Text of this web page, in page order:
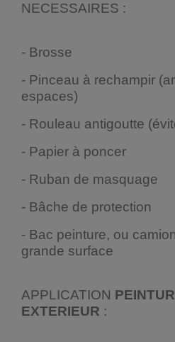
NECESSAIRES :
- Brosse
- Pinceau à rechampir
espaces)
- Rouleau antigoutte
- Papier à poncer
- Ruban de masquage
- Bâche de protection
- Bac peinture, ou
grande surface
APPLICATION
EXTERIEUR :